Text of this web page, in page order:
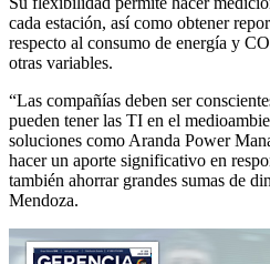
cada estación, así como obtener
respecto al consumo de energía y
otras variables.
“Las compañías deben ser
pueden tener las TI en el
soluciones como Aranda Power
hacer un aporte significativo en
también ahorrar grandes sumas de
Mendoza.